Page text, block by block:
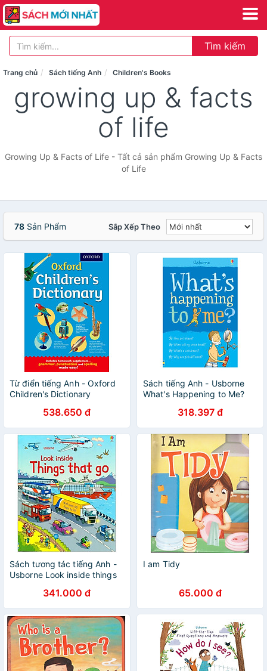
Tìm kiếm
Trang chủ Sách tiếng Anh Children's Books
growing up & facts
of life
Growing Up & Facts of Life - Tất cả sản phẩm Growing Up & Facts
of Life
78 Sản Phẩm Sắp Xếp Theo
Từ điển tiếng Anh - Oxford
Children's Dictionary
538.650 đ
Sách tiếng Anh - Usborne
What's Happening to Me?
318.397 đ
Sách tương tác tiếng Anh -
Usborne Look inside things
341.000 đ
I am Tidy
65.000 đ